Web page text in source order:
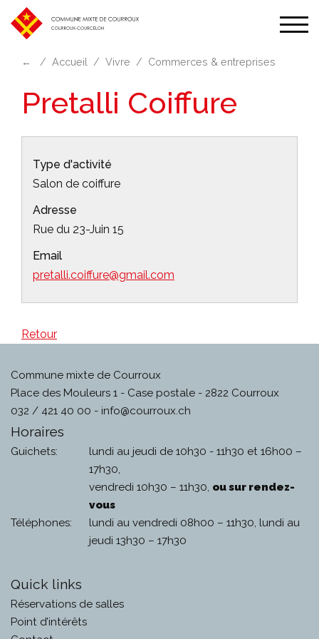
← Accueil Vivre Commerces & entreprises
Pretalli Coiffure
Type d'activité
Salon de coiffure
Adresse
Rue du 23-Juin 15
Email
pretalli.coiffure@gmail.com
Retour
Commune mixte de Courroux
Place des Mouleurs 1 - Case postale - 2822 Courroux
032 / 421 40 00 - info@courroux.ch
Horaires
Guichets:
lundi au jeudi de 10h30 - 11h30 et 16h00 –
17h30,
vendredi 10h30 – 11h30, ou sur rendez-
vous
Téléphones:
lundi au vendredi 08h00 – 11h30, lundi au
jeudi 13h30 – 17h30
Quick links
Réservations de salles
Point d’intérêts